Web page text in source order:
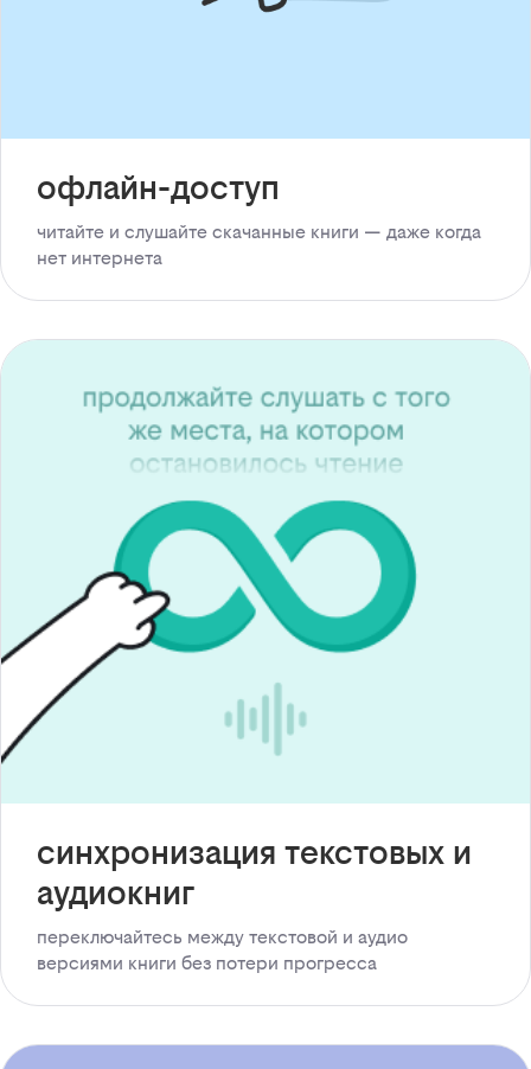
офлайн-доступ
читайте и слушайте скачанные книги — даже когда
нет интернета
синхронизация текстовых и
аудиокниг
переключайтесь между текстовой и аудио
версиями книги без потери прогресса